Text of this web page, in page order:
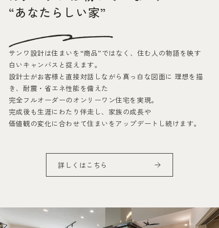
“あなたらしい家”
サンワ設計は住まいを“商品”ではなく、住む人の物語を映す
白いキャンバスと捉えます。
設計士がお客様と直接対話しながら真っ白な図面に 理想を描
き、耐震・省エネ性能を備えた
完全フルオーダーのオンリーワン住宅を実現。
完成後も生涯にわたり伴走し、家族の成長や
価値観の変化に合わせて住まいをアップデートし続けます。
詳しくはこちら